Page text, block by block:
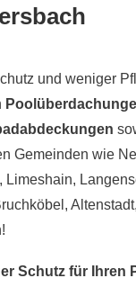
und weniger
Gemeinden wie
Limeshain,
Schutz für Ihren